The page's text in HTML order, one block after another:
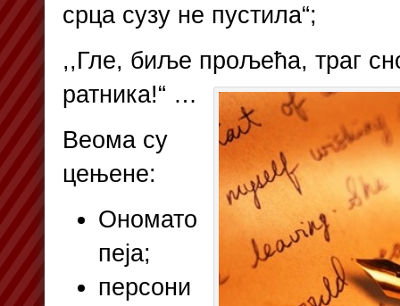
срца сузу не пустила“;
,,Гле, биље прољећа, траг
ратника!“ …
Веома су
цењене:
Ономато
пеја;
персони